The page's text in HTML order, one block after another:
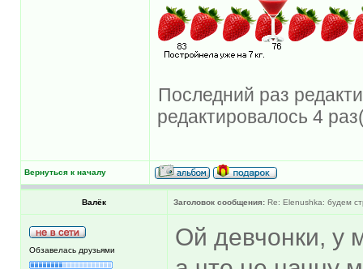
Последний раз
редактировалось 4
Вернуться к началу
Валёк Заголовок сообщения: Re: Elenushka: будем
Обзавелась друзьями
Ой девчонки, у